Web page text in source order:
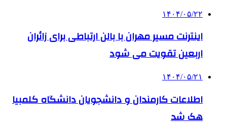
۱۴۰۴/۰۵/۲۲
اینترنت مسیر مهران با بالن ارتباطی برای زائران
اربعین تقویت می شود
۱۴۰۴/۰۵/۲۱
اطلاعات کارمندان و دانشجویان دانشگاه کلمبیا
هک شد